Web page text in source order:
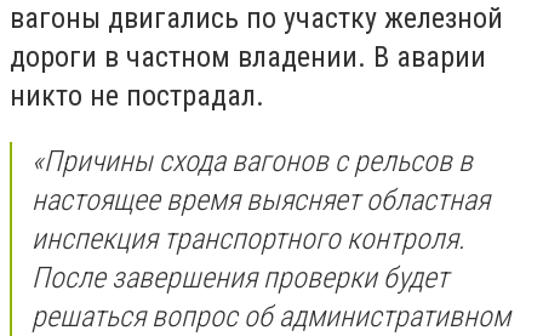
вагоны двигались по участку железной
дороги в частном владении. В аварии
никто не пострадал.
«Причины схода вагонов с рельсов в
настоящее время выясняет областная
инспекция транспортного контроля.
После завершения проверки будет
решаться вопрос об административном